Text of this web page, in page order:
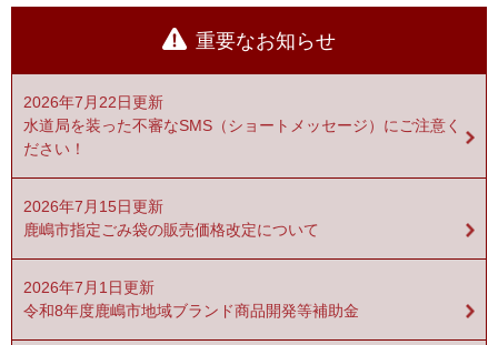
重要なお知らせ
2026年7月22日更新
水道局を装った不審なSMS（ショートメッセージ）にご注意く
ださい！
2026年7月15日更新
鹿嶋市指定ごみ袋の販売価格改定について
2026年7月1日更新
令和8年度鹿嶋市地域ブランド商品開発等補助金